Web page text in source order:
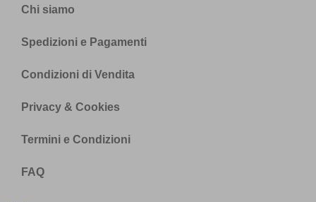
Chi siamo
Spedizioni e Pagamenti
Condizioni di Vendita
Privacy & Cookies
Termini e Condizioni
FAQ